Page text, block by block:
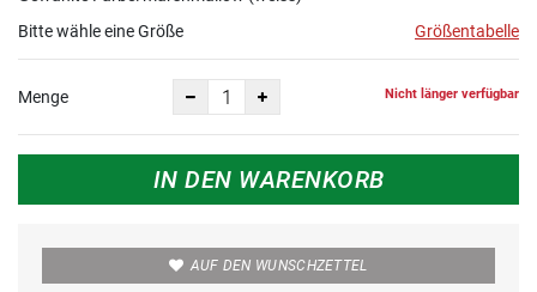
Bitte wähle eine Größe
Größentabelle
Menge Nicht länger verfügbar
IN DEN WARENKORB
AUF DEN WUNSCHZETTEL